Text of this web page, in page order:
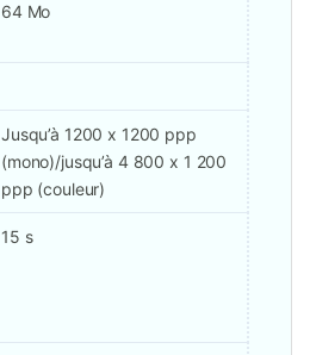
64 Mo
Jusqu’à 1200 x 1200 ppp
(mono)/jusqu’à 4 800 x 1 200
ppp (couleur)
15 s